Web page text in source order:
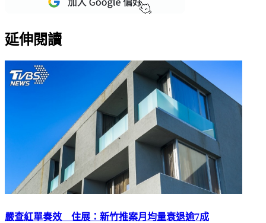
延伸閱讀
嚴查紅單奏效 住展：新竹推案月均量衰退逾7成